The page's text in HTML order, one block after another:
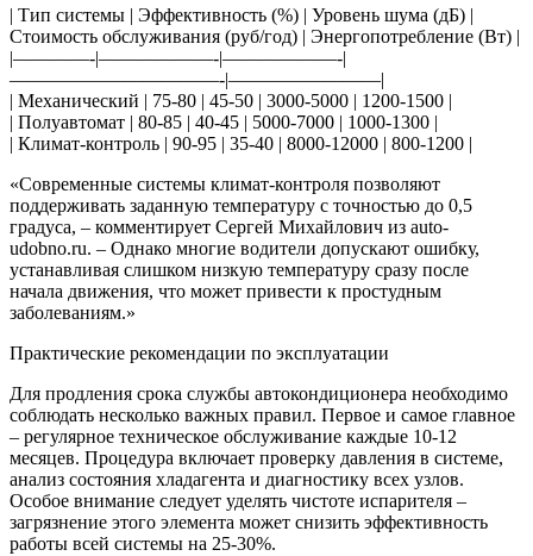
| Тип системы | Эффективность (%) | Уровень шума (дБ) |
Стоимость обслуживания (руб/год) | Энергопотребление (Вт) |
|————-|——————-|——————-|
———————————-|————————|
| Механический | 75-80 | 45-50 | 3000-5000 | 1200-1500 |
| Полуавтомат | 80-85 | 40-45 | 5000-7000 | 1000-1300 |
| Климат-контроль | 90-95 | 35-40 | 8000-12000 | 800-1200 |
«Современные системы климат-контроля позволяют
поддерживать заданную температуру с точностью до 0,5
градуса, – комментирует Сергей Михайлович из auto-
udobno.ru. – Однако многие водители допускают ошибку,
устанавливая слишком низкую температуру сразу после
начала движения, что может привести к простудным
заболеваниям.»
Практические рекомендации по эксплуатации
Для продления срока службы автокондиционера необходимо
соблюдать несколько важных правил. Первое и самое главное
– регулярное техническое обслуживание каждые 10-12
месяцев. Процедура включает проверку давления в системе,
анализ состояния хладагента и диагностику всех узлов.
Особое внимание следует уделять чистоте испарителя –
загрязнение этого элемента может снизить эффективность
работы всей системы на 25-30%.